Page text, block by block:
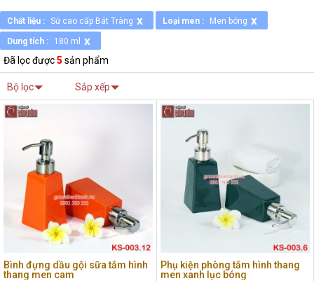
Chất liệu : Sứ cao cấp Bát Tràng x Loại men : Men bóng x
Dung tích : 180 ml x
Đã lọc được5 sản phẩm
Bộ lọc Sắp xếp
Bình đựng dầu gội sữa tắm hình
thang men cam
Phụ kiện phòng tắm hình thang
men xanh lục bóng